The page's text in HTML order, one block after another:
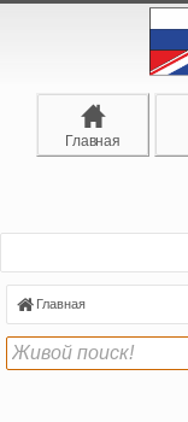
Главная
Главная